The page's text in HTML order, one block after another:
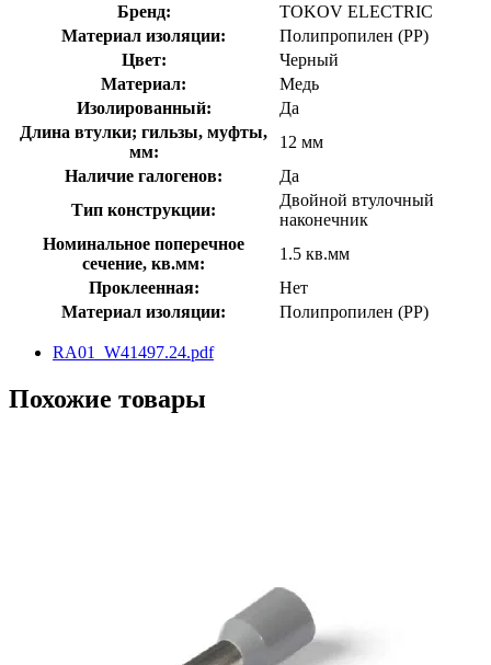
Бренд:
TOKOV ELECTRIC
Материал изоляции:
Полипропилен (PP)
Цвет:
Черный
Материал:
Медь
Изолированный:
Да
Длина втулки; гильзы, муфты,
мм:
12 мм
Наличие галогенов:
Да
Тип конструкции:
Двойной втулочный
наконечник
Номинальное поперечное
сечение, кв.мм:
1.5 кв.мм
Проклеенная:
Нет
Материал изоляции:
Полипропилен (PP)
RA01_W41497.24.pdf
Похожие товары